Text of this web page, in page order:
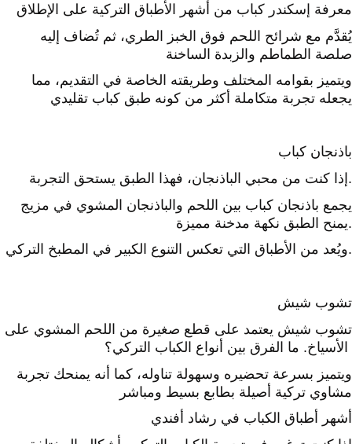
معرفة إسكندر كباب من أشهر الأطباق التركية على الإطلاق
يُقدَّم مع شرائح اللحم فوق الخبز الطري، ثم تُضاف إليه
صلصة الطماطم والزبدة الساخنة
ويتميز بقوامه المختلف وطريقته الخاصة في التقديم، مما
يجعله تجربة متكاملة أكثر من كونه طبق كباب تقليدي
باذنجان كباب
إذا كنت من محبي الباذنجان، فهذا الطبق يستحق التجربة.
يجمع باذنجان كباب بين اللحم والباذنجان المشوي في مزيج
يمنح الطبق نكهة مدخنة مميزة.
ويُعد من الأطباق التي تعكس التنوع الكبير في المطبخ التركي.
تشوب شيش
تشوب شيش يعتمد على قطع صغيرة من اللحم المشوي على
ويتميز بسرعة تحضيره وسهولة تناوله، كما أنه يمنحك تجربة
مشاوي تركية أصيلة بطابع بسيط ومباشر
أشهر أطباق الكباب في رشاد أفندي